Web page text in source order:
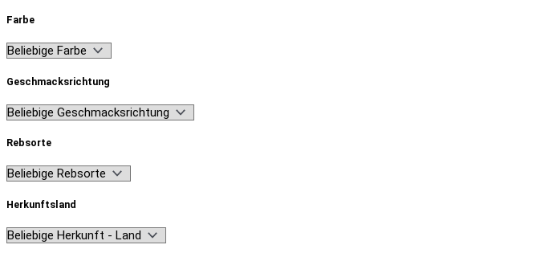
Farbe
Geschmacksrichtung
Rebsorte
Herkunftsland